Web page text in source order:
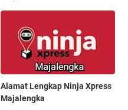
Alamat Lengkap Ninja Xpress
Majalengka